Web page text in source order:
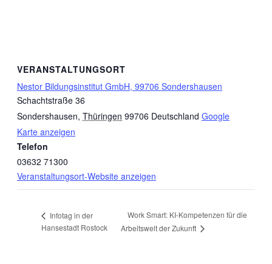
VERANSTALTUNGSORT
Nestor Bildungsinstitut GmbH, 99706 Sondershausen
Schachtstraße 36
Sondershausen, Thüringen 99706 Deutschland Google
Karte anzeigen
Telefon
03632 71300
Veranstaltungsort-Website anzeigen
Infotag in der
Hansestadt Rostock
Work Smart: KI-Kompetenzen für die
Arbeitswelt der Zukunft